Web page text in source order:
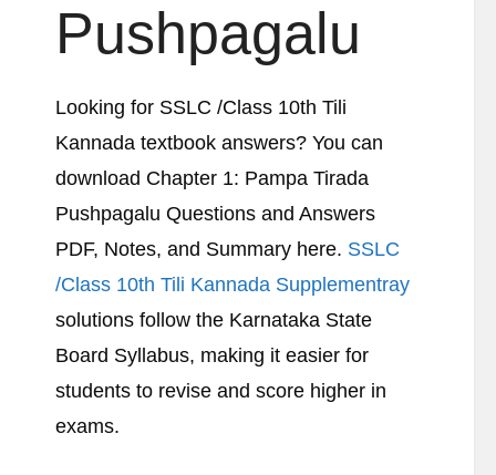
Pushpagalu
Looking for SSLC /Class 10th Tili
Kannada textbook answers? You can
download Chapter 1: Pampa Tirada
Pushpagalu Questions and Answers
PDF, Notes, and Summary here. SSLC
/Class 10th Tili Kannada Supplementray
solutions follow the Karnataka State
Board Syllabus, making it easier for
students to revise and score higher in
exams.